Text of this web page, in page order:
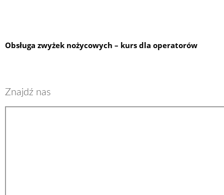
Obsługa zwyżek nożycowych – kurs dla operatorów
Znajdź nas